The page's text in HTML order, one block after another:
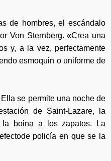
de hombres, el escándalo
Von Sternberg. «Crea una
y, a la vez, perfectamente
esmoquin o uniforme de
se permite una noche de
de Saint-Lazare, la
la boina a los zapatos. La
policía en que se la